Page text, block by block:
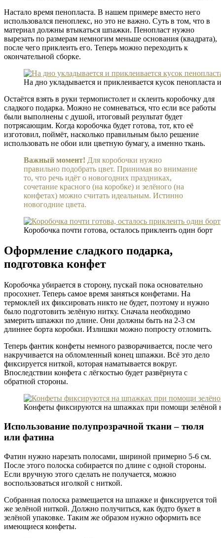
Настало время пенопласта. В нашем примере вместо него
использовался пеноплекс, но это не важно. Суть в том, что в
материал должны втыкаться шпажки. Пенопласт нужно
вырезать по размерам немногим меньше основания (квадрата),
после чего приклеить его. Теперь можно переходить к
окончательной сборке.
На дно укладывается и приклеивается кусок пенопласта
Остаётся взять в руки термопистолет и склеить коробочку для
сладкого подарка. Можно не сомневаться, что если все работы
были выполнены с душой, итоговый результат будет
потрясающим. Когда коробочка будет готова, тот, кто её
изготовил, поймёт, насколько правильным было решение
использовать не обои или цветную бумагу, а именно ткань.
Важный момент! Для коробочки нужно
правильно подобрать цвет. Принимая во внимание
то, что речь идёт о новогодних праздниках,
сочетание красного (на коробке) и зелёного (на
конфетах) можно считать идеальным. Истинно
новогодние цвета.
Коробочка почти готова, осталось приклеить один борт
Оформление сладкого подарка,
подготовка конфет
Коробочка убирается в сторону, пускай пока основательно
просохнет. Теперь самое время заняться конфетами. На
термоклей их фиксировать никто не будет, поэтому и нужно
было подготовить зелёную нитку. Сначала необходимо
замерить шпажки по длине. Они должны быть на 2-3 см
длиннее борта коробки. Излишки можно попросту отломить.
Теперь фантик конфеты немного разворачивается, после чего
накручивается на обломленный конец шпажки. Всё это дело
фиксируется ниткой, которая наматывается вокруг.
Впоследствии конфета с лёгкостью будет развёрнута с
обратной стороны.
Конфеты фиксируются на шпажках при помощи зелёной
Использование полупрозрачной ткани – тюля
или фатина
Фатин нужно нарезать полосами, шириной примерно 5-6 см.
После этого полоска собирается по длине с одной стороны.
Если вручную этого сделать не получается, можно
воспользоваться иголкой с ниткой.
Собранная полоска размещается на шпажке и фиксируется той
же зелёной ниткой. Должно получиться, как будто букет в
зелёной упаковке. Таким же образом нужно оформить все
имеющиеся конфеты.